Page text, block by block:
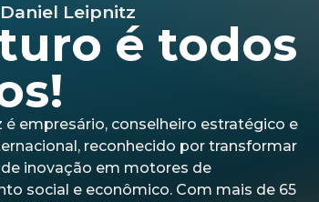
Leipnitz
é todos
é empresário, conselheiro estratégico e
reconhecido por transformar
inovação em motores de
social e econômico. Com mais de 65